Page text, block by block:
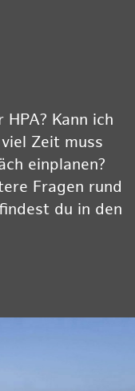
Kann ich
Zeit muss
einplanen?
Fragen rund
du in den